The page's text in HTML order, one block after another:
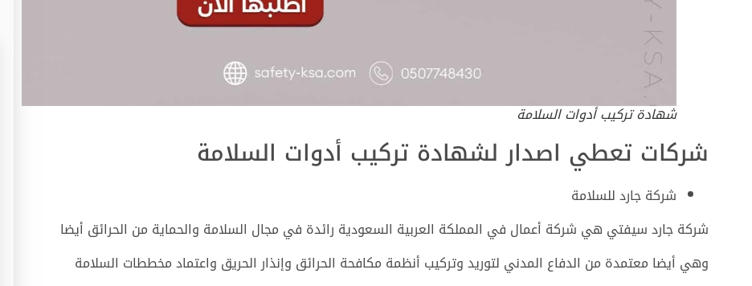
شهادة تركيب أدوات السلامة
شركات تعطي اصدار لشهادة تركيب أدوات السلامة
شركة جارد للسلامة
شركة جارد سيفتي هي شركة أعمال في المملكة العربية السعودية رائدة في مجال السلامة والحماية من الحرائق أيضا
وهي أيضا معتمدة من الدفاع المدني لتوريد وتركيب أنظمة مكافحة الحرائق وإنذار الحريق واعتماد مخططات السلامة